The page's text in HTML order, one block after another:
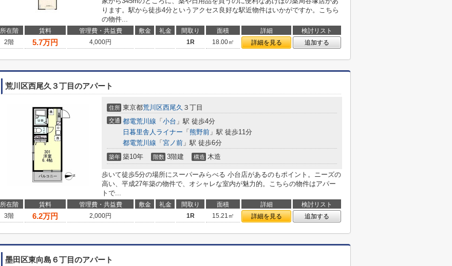
ります。駅から徒歩4分というアクセス良好な駅近物件はいかがですか。こちら
の物件...
所在階 賃料 管理費・共益費 敷金 礼金 間取り 面積 詳細
検討リスト
2階
5.7万円 4,000円 1R 18.00㎡ 詳細を見る 追加する
荒川区西尾久３丁目のアパート
住所 東京都荒川区西尾久 ３丁目
交通 都電荒川線 「 小台 」駅 徒歩4分
日暮里舎人ライナー 「 熊野前 」駅 徒歩11分
都電荒川線 「 宮ノ前 」駅 徒歩6分
築年 築10年 階数 3階建 構造 木造
歩いて徒歩5分の場所にスーパーみらべる 小台店があるのもポイント。ニーズの
高い、平成27年築の物件で、オシャレな室内が魅力的。こちらの物件はアパー
トで...
所在階 賃料 管理費・共益費 敷金 礼金 間取り 面積 詳細
検討リスト
3階
6.2万円 2,000円 1R 15.21㎡ 詳細を見る 追加する
墨田区東向島６丁目のアパート